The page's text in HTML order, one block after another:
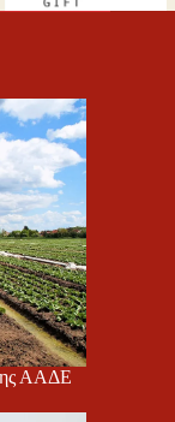
ΑΑΔΕ